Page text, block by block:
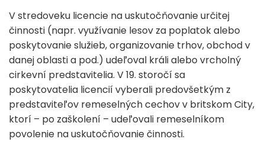
V stredoveku licencie na uskutočňovanie určitej
činnosti (napr. využívanie lesov za poplatok alebo
poskytovanie služieb, organizovanie trhov, obchod v
danej oblasti a pod.) udeľoval králi alebo vrcholný
cirkevní predstavitelia. V 19. storočí sa
poskytovatelia licencií vyberali predovšetkým z
predstaviteľov remeselných cechov v britskom City,
ktorí – po zaškolení – udeľovali remeselníkom
povolenie na uskutočňovanie činnosti.